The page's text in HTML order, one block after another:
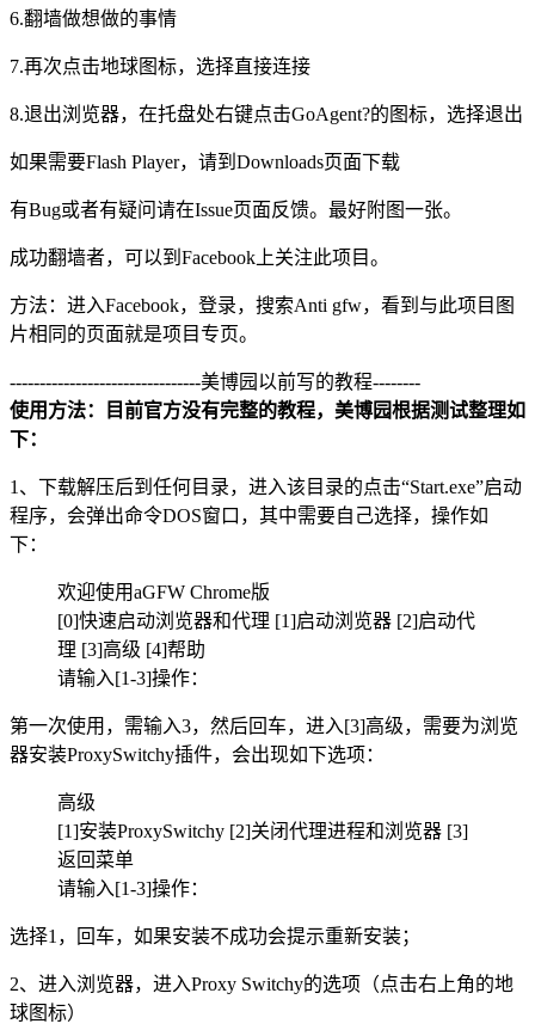
6.翻墙做想做的事情
7.再次点击地球图标，选择直接连接
8.退出浏览器，在托盘处右键点击GoAgent?的图标，选择退出
如果需要Flash Player，请到Downloads页面下载
有Bug或者有疑问请在Issue页面反馈。最好附图一张。
成功翻墙者，可以到Facebook上关注此项目。
方法：进入Facebook，登录，搜索Anti gfw，看到与此项目图
片相同的页面就是项目专页。
--------------------------------美博园以前写的教程--------
使用方法：目前官方没有完整的教程，美博园根据测试整理如
下：
1、下载解压后到任何目录，进入该目录的点击“Start.exe”启动
程序，会弹出命令DOS窗口，其中需要自己选择，操作如
下：
欢迎使用aGFW Chrome版
[0]快速启动浏览器和代理 [1]启动浏览器 [2]启动代
理 [3]高级 [4]帮助
请输入[1-3]操作：
第一次使用，需输入3，然后回车，进入[3]高级，需要为浏览
器安装ProxySwitchy插件，会出现如下选项：
高级
[1]安装ProxySwitchy [2]关闭代理进程和浏览器 [3]
返回菜单
请输入[1-3]操作：
选择1，回车，如果安装不成功会提示重新安装；
2、进入浏览器，进入Proxy Switchy的选项（点击右上角的地
球图标）